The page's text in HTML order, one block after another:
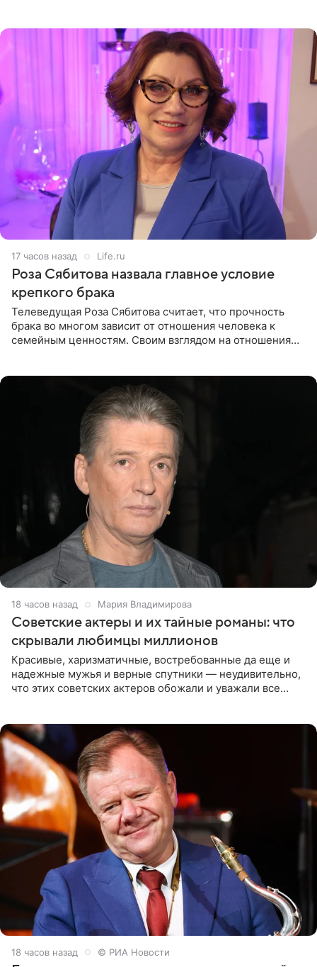
17 часов назад Life.ru
Роза Сябитова назвала главное условие
крепкого брака
Телеведущая Роза Сябитова считает, что прочность
брака во многом зависит от отношения человека к
семейным ценностям. Своим взглядом на отношения
18 часов назад Мария Владимирова
Советские актеры и их тайные романы: что
скрывали любимцы миллионов
Красивые, харизматичные, востребованные да еще и
надежные мужья и верные спутники — неудивительно,
что этих советских актеров обожали и уважали все
18 часов назад © РИА Новости